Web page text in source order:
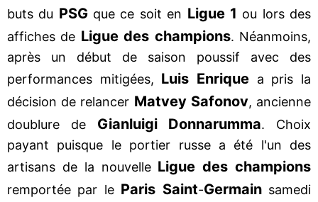
buts du PSG que ce soit en Ligue 1 ou lors des
affiches de Ligue des champions. Néanmoins,
après un début de saison poussif avec des
performances mitigées, Luis Enrique a pris la
décision de relancer Matvey Safonov, ancienne
doublure de Gianluigi Donnarumma. Choix
payant puisque le portier russe a été l'un des
artisans de la nouvelle Ligue des champions
remportée par le Paris Saint-Germain samedi